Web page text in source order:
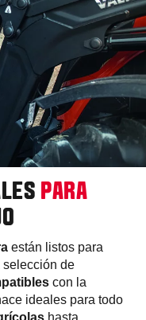
PARA
están listos para
selección de
con la
ideales para todo
hasta